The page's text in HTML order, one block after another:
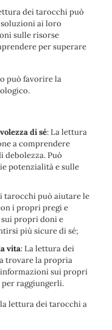
dei tarocchi può
ai loro
sulle risorse
per superare
può favorire la
di sé: La lettura
a comprendere
Può
potenzialità e sulle
tarocchi può aiutare le
i propri pregi e
propri doni e
più sicure di sé;
vita: La lettura dei
trovare la propria
sui propri
raggiungerli.
lettura dei tarocchi a